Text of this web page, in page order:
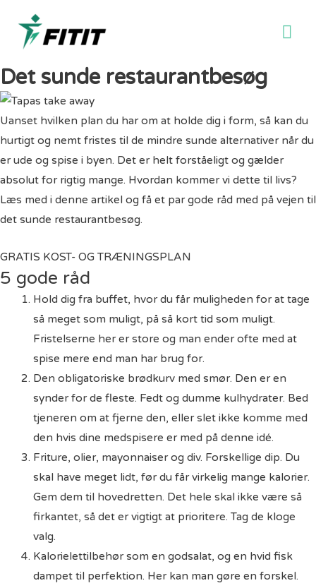
Det sunde restaurantbesøg
Uanset hvilken plan du har om at holde dig i form, så kan du
hurtigt og nemt fristes til de mindre sunde alternativer når du
er ude og spise i byen. Det er helt forståeligt og gælder
absolut for rigtig mange. Hvordan kommer vi dette til livs?
Læs med i denne artikel og få et par gode råd med på vejen til
det sunde restaurantbesøg.
GRATIS KOST- OG TRÆNINGSPLAN
5 gode råd
Hold dig fra buffet, hvor du får muligheden for at tage
så meget som muligt, på så kort tid som muligt.
Fristelserne her er store og man ender ofte med at
spise mere end man har brug for.
Den obligatoriske brødkurv med smør. Den er en
synder for de fleste. Fedt og dumme kulhydrater. Bed
tjeneren om at fjerne den, eller slet ikke komme med
den hvis dine medspisere er med på denne idé.
Friture, olier, mayonnaiser og div. Forskellige dip. Du
skal have meget lidt, før du får virkelig mange kalorier.
Gem dem til hovedretten. Det hele skal ikke være så
firkantet, så det er vigtigt at prioritere. Tag de kloge
valg.
Kalorielettilbehør som en godsalat, og en hvid fisk
dampet til perfektion. Her kan man gøre en forskel.